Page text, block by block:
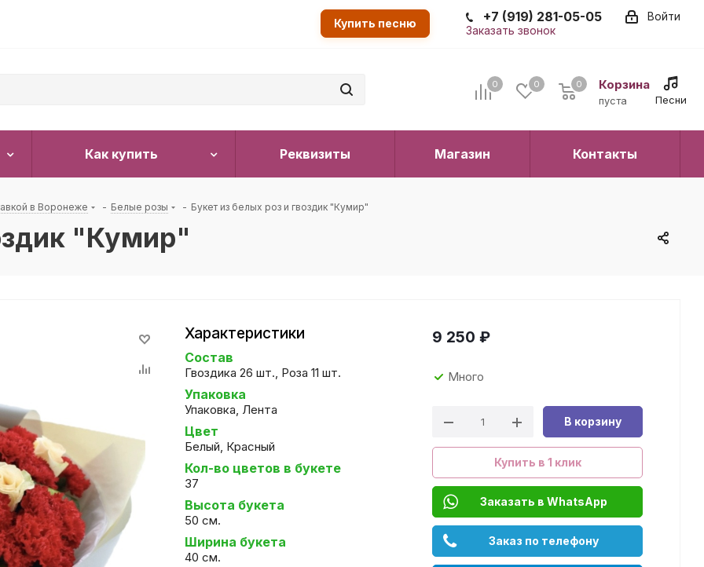
Войти
+7 (919) 281-05-05
Заказать звонок
Купить песню
0 0 Корзина
0
пуста
0
Песни
Как купить Реквизиты Магазин Контакты
в Воронеже - Белые розы - Букет из белых роз и гвоздик "Кумир"
"Кумир"
Характеристики
Состав
Гвоздика 26 шт., Роза 11 шт.
Упаковка
Упаковка, Лента
Цвет
Белый, Красный
Кол-во цветов в букете
37
Высота букета
50 см.
Ширина букета
40 см.
9 250 ₽
Много
В корзину
Купить в 1 клик
Заказать в WhatsApp
Заказ по телефону